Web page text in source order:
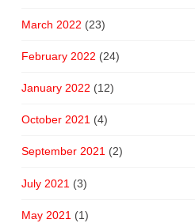
March 2022 (23)
February 2022 (24)
January 2022 (12)
October 2021 (4)
September 2021(2)
July 2021 (3)
May 2021 (1)